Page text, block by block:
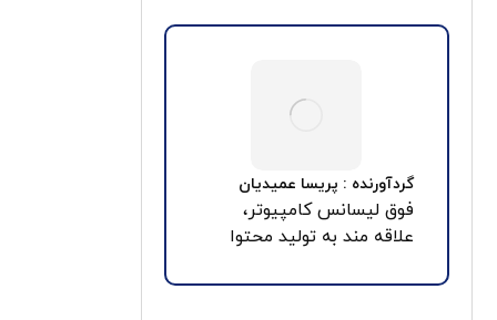
گردآورنده : پریسا عمیدیان
فوق لیسانس کامپیوتر،
علاقه مند به تولید محتوا